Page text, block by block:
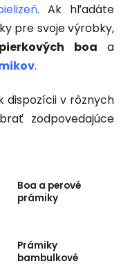
. Ak hľadáte
pre svoje výrobky,
pierkových boa a
.
dispozícii v rôznych
zodpovedajúce
Boa a perové
prámiky
Prámiky
bambulkové